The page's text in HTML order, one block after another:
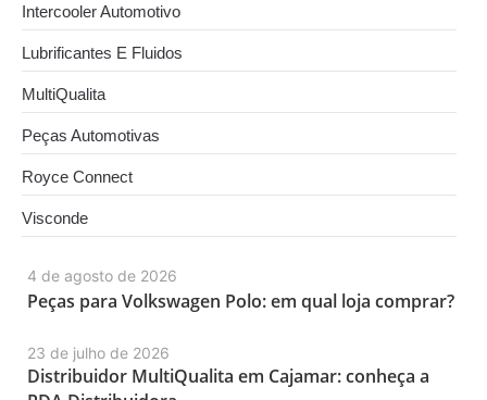
4 de agosto de 2026
Peças para Volkswagen Polo: em qual loja comprar?
23 de julho de 2026
Distribuidor MultiQualita em Cajamar: conheça a
Intercooler Automotivo
Lubrificantes E Fluidos
MultiQualita
Peças Automotivas
Royce Connect
Visconde